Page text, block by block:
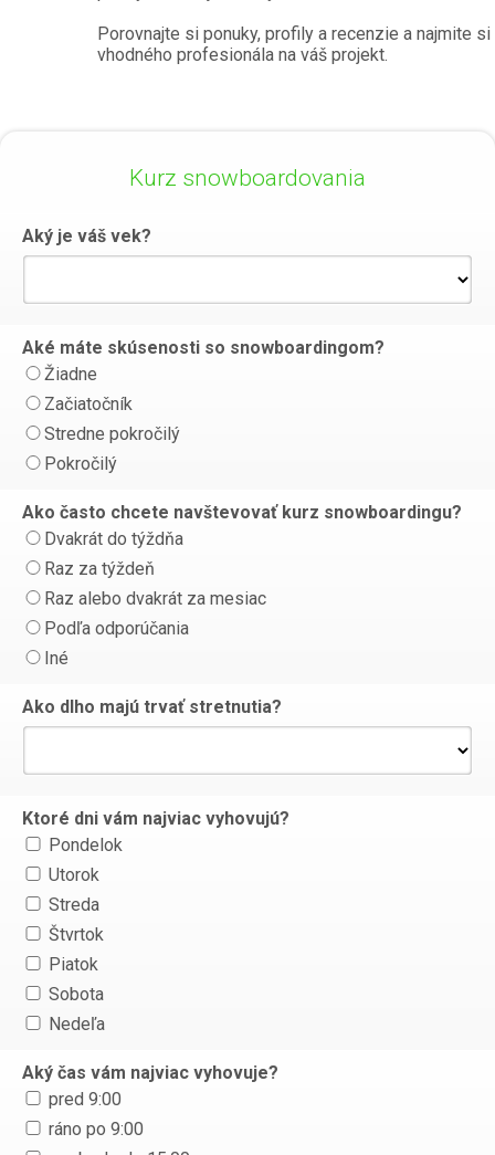
Porovnajte si ponuky, profily a recenzie a najmite si
vhodného profesionála na váš projekt.
Kurz snowboardovania
Aký je váš vek?
Aké máte skúsenosti so snowboardingom?
Žiadne
Začiatočník
Stredne pokročilý
Pokročilý
Ako často chcete navštevovať kurz snowboardingu?
Dvakrát do týždňa
Raz za týždeň
Raz alebo dvakrát za mesiac
Podľa odporúčania
Iné
Ako dlho majú trvať stretnutia?
Ktoré dni vám najviac vyhovujú?
Pondelok
Utorok
Streda
Štvrtok
Piatok
Sobota
Nedeľa
Aký čas vám najviac vyhovuje?
pred 9:00
ráno po 9:00